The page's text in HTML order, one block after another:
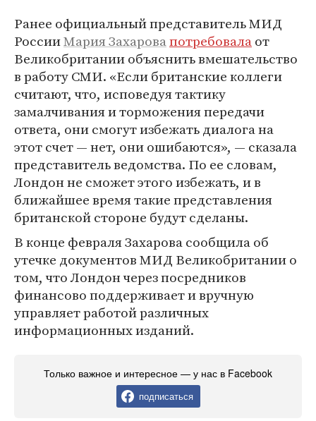
Ранее официальный представитель МИД
РоссииМария Захаровапотребовалаот
Великобритании объяснить вмешательство
в работу СМИ. «Если британские коллеги
считают, что, исповедуя тактику
замалчивания и торможения передачи
ответа, они смогут избежать диалога на
этот счет — нет, они ошибаются», — сказала
представитель ведомства. По ее словам,
Лондон не сможет этого избежать, и в
ближайшее время такие представления
британской стороне будут сделаны.
В конце февраля Захарова сообщила об
утечке документов МИД Великобритании о
том, что Лондон через посредников
финансово поддерживает и вручную
управляет работой различных
информационных изданий.
Только важное и интересное — у нас в Facebook
подписаться